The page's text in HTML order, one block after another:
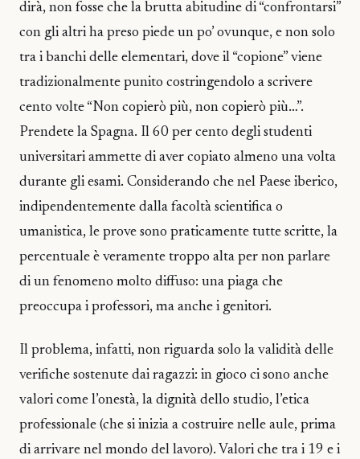
dirà, non fosse che la brutta abitudine di “confrontarsi”
con gli altri ha preso piede un po’ ovunque, e non solo
tra i banchi delle elementari, dove il “copione” viene
tradizionalmente punito costringendolo a scrivere
cento volte “Non copierò più, non copierò più…”.
Prendete la Spagna. Il 60 per cento degli studenti
universitari ammette di aver copiato almeno una volta
durante gli esami. Considerando che nel Paese iberico,
indipendentemente dalla facoltà scientifica o
umanistica, le prove sono praticamente tutte scritte, la
percentuale è veramente troppo alta per non parlare
di un fenomeno molto diffuso: una piaga che
preoccupa i professori, ma anche i genitori.
Il problema, infatti, non riguarda solo la validità delle
verifiche sostenute dai ragazzi: in gioco ci sono anche
valori come l’onestà, la dignità dello studio, l’etica
professionale (che si inizia a costruire nelle aule, prima
di arrivare nel mondo del lavoro). Valori che tra i 19 e i